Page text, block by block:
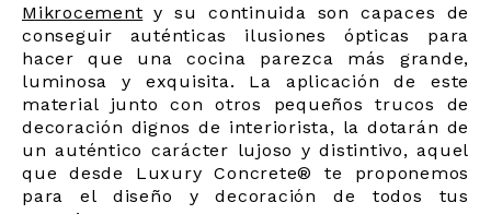
Mikrocement y su continuida son capaces de
conseguir auténticas ilusiones ópticas para
hacer que una cocina parezca más grande,
luminosa y exquisita. La aplicación de este
material junto con otros pequeños trucos de
decoración dignos de interiorista, la dotarán de
un auténtico carácter lujoso y distintivo, aquel
que desde Luxury Concrete® te proponemos
para el diseño y decoración de todos tus